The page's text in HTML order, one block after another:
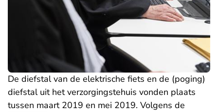
De diefstal van de elektrische fiets en de (poging)
diefstal uit het verzorgingstehuis vonden plaats
tussen maart 2019 en mei 2019. Volgens de